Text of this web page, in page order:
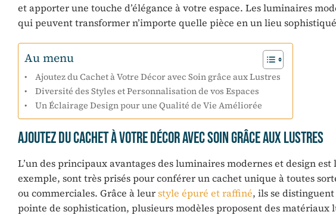
et apporter une touche d’élégance à votre espace. Les luminaires
qui peuvent transformer n’importe quelle pièce en un lieu
Au menu
Ajoutez du Cachet à Votre Décor avec Soin grâce aux Lustres
Diversité des Styles et Personnalisation de vos Espaces
Un Éclairage Design pour une Qualité de Vie Améliorée
Ajoutez du Cachet à Votre Décor avec Soin grâce aux Lustres
L’un des principaux avantages des luminaires modernes et design
exemple, sont très prisés pour conférer un cachet unique à toutes
ou commerciales. Grâce à leurstyle épuré et raffiné, ils se
pointe de sophistication, plusieurs modèles proposent des matériaux